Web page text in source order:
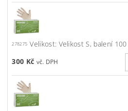
278275 Velikost: Velikost S, balení
300 Kč